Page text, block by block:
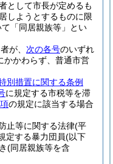
として市長が定めるも
しようとするものに限
て「同居親族等」とい
が、 次の各号のいずれ
かかわらず、普通市営
別措置に関する条例
に規定する市税等を滞
の規定に該当する場合
止等に関する法律(平
定する暴力団員(以下
(同居親族等を含